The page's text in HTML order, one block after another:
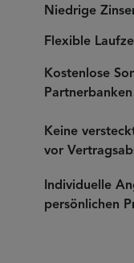
Niedrige
Flexible
Kostenlose
Partnerbanken
Keine
vor
Individuelle
persönlichen